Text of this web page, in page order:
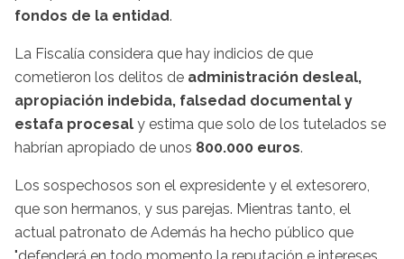
fondos de la entidad.
La Fiscalía considera que hay indicios de que
cometieron los delitos de administración desleal,
apropiación indebida, falsedad documental y
estafa procesal y estima que solo de los tutelados se
habrían apropiado de unos 800.000 euros.
Los sospechosos son el expresidente y el extesorero,
que son hermanos, y sus parejas. Mientras tanto, el
actual patronato de Además ha hecho público que